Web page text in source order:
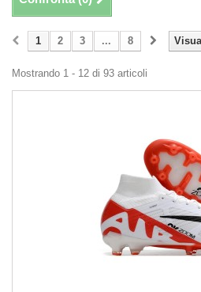
1 2 3 ... 8
Mostrando 1 - 12 di 93 articoli